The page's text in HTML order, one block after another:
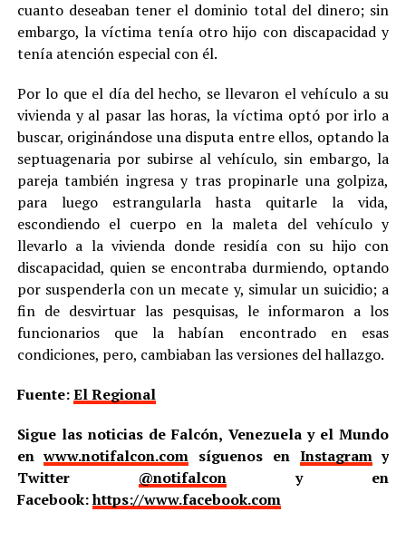
cuanto deseaban tener el dominio total del dinero; sin
embargo, la víctima tenía otro hijo con discapacidad y
tenía atención especial con él.
Por lo que el día del hecho, se llevaron el vehículo a su
vivienda y al pasar las horas, la víctima optó por irlo a
buscar, originándose una disputa entre ellos, optando la
septuagenaria por subirse al vehículo, sin embargo, la
pareja también ingresa y tras propinarle una golpiza,
para luego estrangularla hasta quitarle la vida,
escondiendo el cuerpo en la maleta del vehículo y
llevarlo a la vivienda donde residía con su hijo con
discapacidad, quien se encontraba durmiendo, optando
por suspenderla con un mecate y, simular un suicidio; a
fin de desvirtuar las pesquisas, le informaron a los
funcionarios que la habían encontrado en esas
condiciones, pero, cambiaban las versiones del hallazgo.
Fuente:El Regional
Sigue las noticias de Falcón, Venezuela y el Mundo
enwww.notifalcon.com síguenos en Instagramy
Twitter @notifalcony en
Facebook:https://www.facebook.com